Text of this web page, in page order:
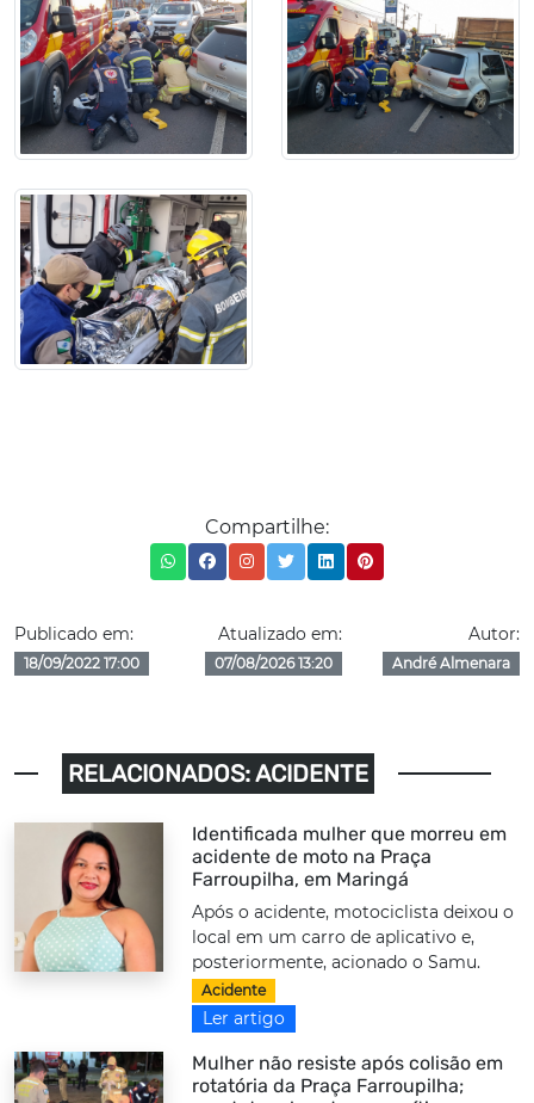
Compartilhe:
Publicado em:
18/09/2022 17:00
Atualizado em:
07/08/2026 13:20
Autor:
André Almenara
RELACIONADOS: ACIDENTE
Identificada mulher que morreu em
acidente de moto na Praça
Farroupilha, em Maringá
Após o acidente, motociclista deixou o
local em um carro de aplicativo e,
posteriormente, acionado o Samu.
Acidente
Ler artigo
Mulher não resiste após colisão em
rotatória da Praça Farroupilha;